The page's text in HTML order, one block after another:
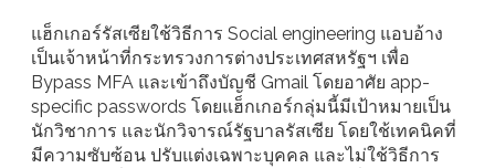
แฮ็กเกอร์รัสเซียใช้วิธีการ Social engineering แอบอ้าง
เป็นเจ้าหน้าที่กระทรวงการต่างประเทศสหรัฐฯ เพื่อ
Bypass MFA และเข้าถึงบัญชี Gmail โดยอาศัย app-
specific passwords โดยแฮ็กเกอร์กลุ่มนี้มีเป้าหมายเป็น
นักวิชาการ และนักวิจารณ์รัฐบาลรัสเซีย โดยใช้เทคนิคที่
มีความซับซ้อน ปรับแต่งเฉพาะบุคคล และไม่ใช้วิธีการ